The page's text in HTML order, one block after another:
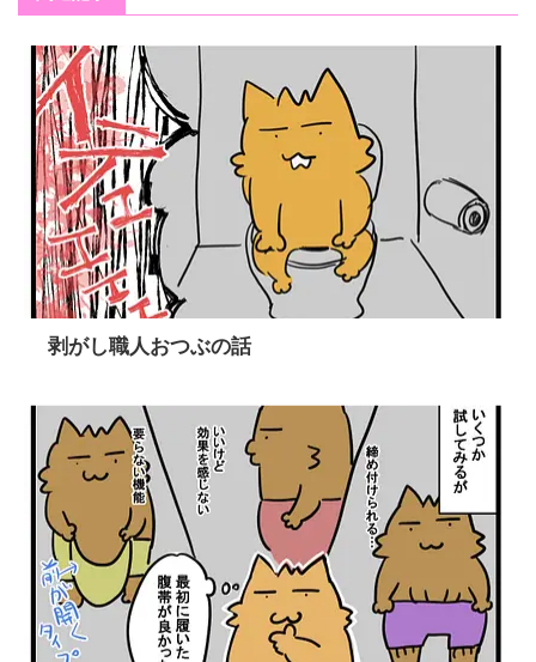
剥がし職人おつぶの話